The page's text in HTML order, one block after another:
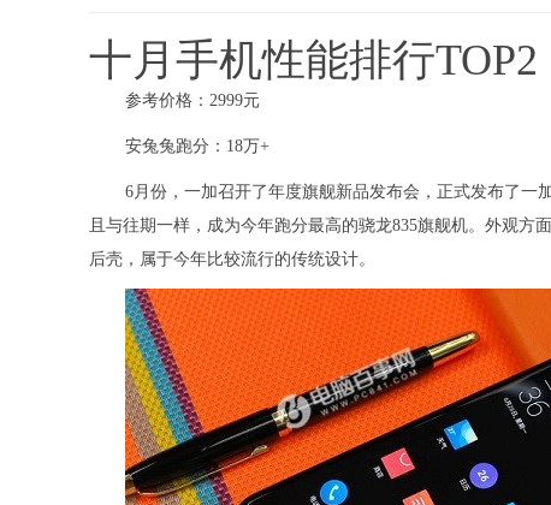
十月手机性能排行TOP2
参考价格：2999元
安兔兔跑分：18万+
6月份，一加召开了年度旗舰新品发布会，正式发布了一
且与往期一样，成为今年跑分最高的骁龙835旗舰机。外观
后壳，属于今年比较流行的传统设计。